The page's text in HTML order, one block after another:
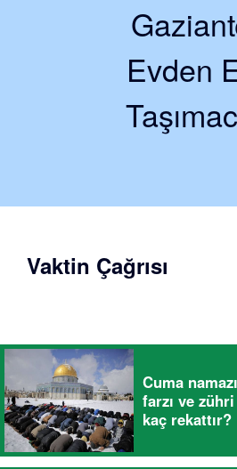
Evden
Vaktin Çağrısı
Cuma
farzı ve
kaç rekattır?